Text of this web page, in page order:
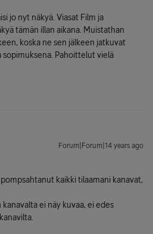
jo nyt näkyä. Viasat Film ja
tämän illan aikana. Muistathan
koska ne sen jälkeen jatkuvat
sopimuksena. Pahoittelut vielä
Forum|Forum|14 years ago
kaikki tilaamani kanavat,
ei näy kuvaa, ei edes